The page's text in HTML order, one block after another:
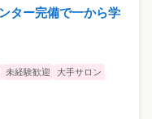
ター完備で一から学
未経験歓迎
大手サロン